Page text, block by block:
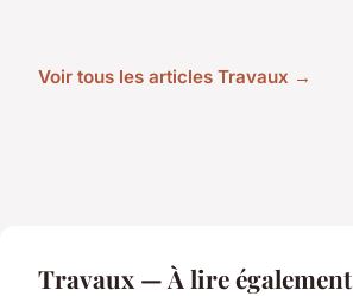
Voir tous les articles Travaux →
Travaux — À lire également